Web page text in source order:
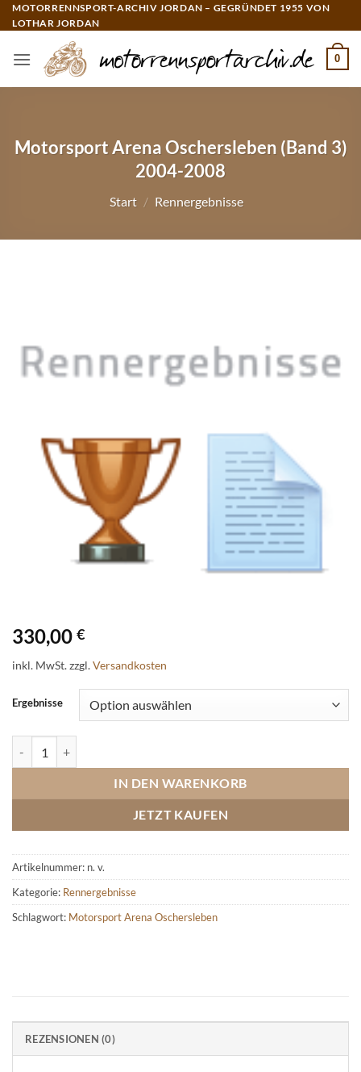
Zum
Inhalt
MOTORRENNSPORT-ARCHIV JORDAN – GEGRÜNDET 1955 VON
LOTHAR JORDAN
0
Motorsport Arena Oschersleben (Band 3)
2004-2008
Start / Rennergebnisse
330,00 €
inkl. MwSt.zzgl.Versandkosten
Ergebnisse
IN DEN WARENKORB
JETZT KAUFEN
Artikelnummer: n. v.
Kategorie: Rennergebnisse
Schlagwort: Motorsport Arena Oschersleben
REZENSIONEN (0)